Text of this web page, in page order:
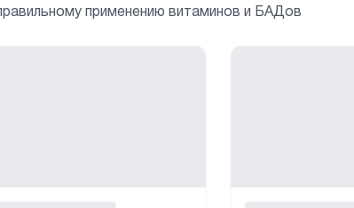
применению витаминов и БАДов